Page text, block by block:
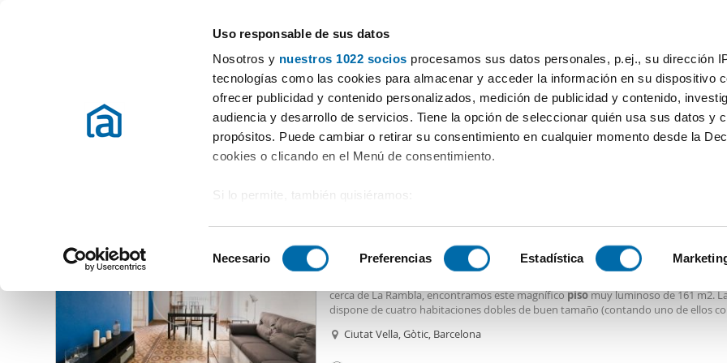
Uso responsable de sus datos
Nosotros y nuestros 1022 socios procesamos sus datos personales, p.ej., su dirección
tecnologías como las cookies para almacenar y acceder la información en su dispositivo
ofrecer publicidad y contenido personalizados, medición de publicidad y contenido,
audiencia y desarrollo de servicios. Tiene la opción de seleccionar quién usa sus datos y
propósitos. Puede cambiar o retirar su consentimiento en cualquier momento desde la
cookies o clicando en el Menú de consentimiento.
Si lo permite, también quisiéramos:
Identificar su dispositivo analizándolo activamente para buscar características
Obtenga más información sobre cómo se procesan sus datos personales y establezca sus
preferencias en la
sección de datos . Puede cambiar o retirar su consentimiento en
en la Declaración de cookies.
e
c
c
Necesario Preferencias Estadística
Elegir distrito Habitaciones Más filtros - 2
Alquiler pisos Barcelona provincia Alquiler pisos Barcelona Alquiler pisos Plaza Real Ramblas Barcelona
Alquiler pisos Plaza Real Ramblas Barcelona (20 viviendas)
Alquiler piso con 2 baños Ciutat vella
cerca de La Rambla, encontramos este magníficopisomuy luminoso de 161 m2.
dispone de cuatro habitaciones dobles de buen tamaño (contando uno de ellos
el amplio y luminoso sal
Ciutat Vella, Gòtic, Barcelona